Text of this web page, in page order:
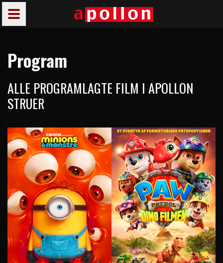
Program
ALLE PROGRAMLAGTE FILM I APOLLON
STRUER